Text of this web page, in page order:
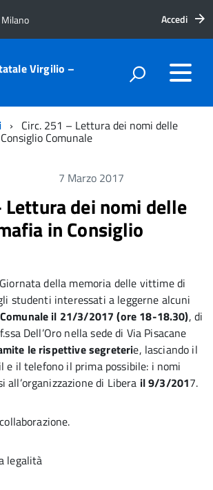
Accedi
Virgilio –
Circ. 251 – Lettura dei nomi delle
Comunale
7 Marzo 2017
Lettura dei nomi delle
in Consiglio
della memoria delle vittime di
studenti interessati a leggerne alcuni
il 21/3/2017 (ore 18-18.30), di
Dell’Oro nella sede di Via Pisacane
le rispettive segreterie, lasciando il
e il telefono il prima possibile: i nomi
all’organizzazione di Libera il 9/3/2017.
legalità